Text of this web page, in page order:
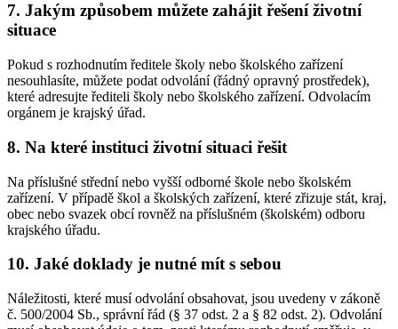
7. Jakým způsobem můžete zahájit řešení životní
situace
Pokud s rozhodnutím ředitele školy nebo školského zařízení
nesouhlasíte, můžete podat odvolání (řádný opravný prostředek),
které adresujte řediteli školy nebo školského zařízení. Odvolacím
orgánem je krajský úřad.
8. Na které instituci životní situaci řešit
Na příslušné střední nebo vyšší odborné škole nebo školském
zařízení. V případě škol a školských zařízení, které zřizuje stát, kraj,
obec nebo svazek obcí rovněž na příslušném (školském) odboru
krajského úřadu.
10. Jaké doklady je nutné mít s sebou
Náležitosti, které musí odvolání obsahovat, jsou uvedeny v zákoně
č. 500/2004 Sb., správní řád (§ 37 odst. 2 a § 82 odst. 2). Odvolání